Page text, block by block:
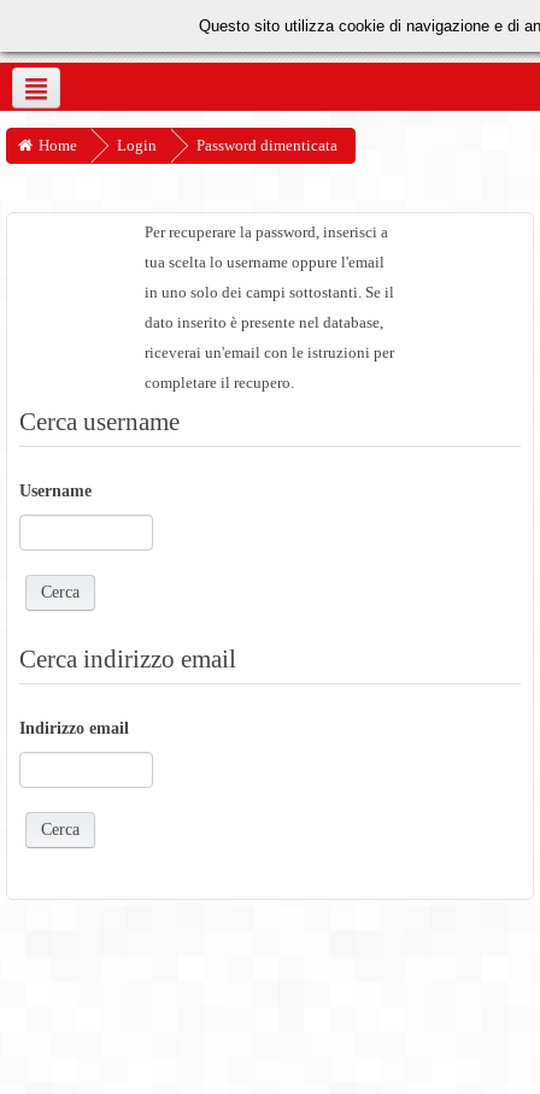
Home Login Password dimenticata
Per recuperare la password, inserisci a
tua scelta lo username oppure l'email
in uno solo dei campi sottostanti. Se il
dato inserito è presente nel database,
riceverai un'email con le istruzioni per
completare il recupero.
Cerca username
Username
Cerca indirizzo email
Indirizzo email
Questo sito utilizza cookie di navigazione e di